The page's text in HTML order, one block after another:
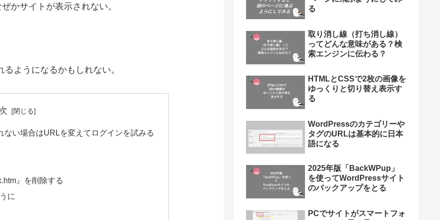
かサイトが表示されない。
ようになるかもしれない。
い場合はURLを変えてログインを試みる
』を削除する
に
る
取り消し線（打ち消し線）
ってどんな意味がある？検
索エンジンに伝わる？
HTMLとCSSで2枚の画像を
ゆっくりと切り替え表示す
る
WordPressのカテゴリーや
タグのURLは基本的に日本
語になる
2025年版「BackWPup」
を使ってWordPressサイト
のバックアップをとる
PCでサイトがスマートフォ